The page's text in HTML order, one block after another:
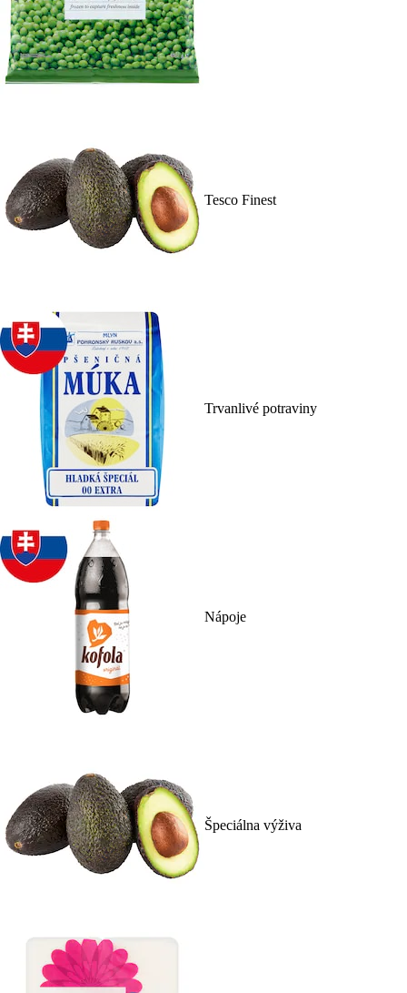
Tesco Finest
Trvanlivé potraviny
Nápoje
Špeciálna výživa